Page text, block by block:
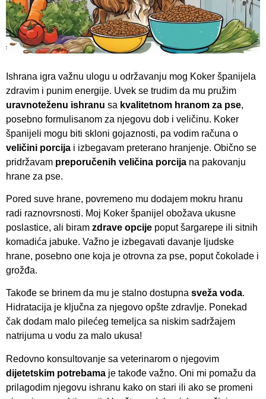
Ishrana igra važnu ulogu u održavanju mog Koker španijela
zdravim i punim energije. Uvek se trudim da mu pružim
uravnoteženu ishranu sa kvalitetnom hranom za pse,
posebno formulisanom za njegovu dob i veličinu. Koker
španijeli mogu biti skloni gojaznosti, pa vodim računa o
veličini porcija i izbegavam preterano hranjenje. Obično se
pridržavam preporučenih veličina porcija na pakovanju
hrane za pse.
Pored suve hrane, povremeno mu dodajem mokru hranu
radi raznovrsnosti. Moj Koker španijel obožava ukusne
poslastice, ali biram zdrave opcije poput šargarepe ili sitnih
komadića jabuke. Važno je izbegavati davanje ljudske
hrane, posebno one koja je otrovna za pse, poput čokolade i
grožđa.
Takođe se brinem da mu je stalno dostupna sveža voda.
Hidratacija je ključna za njegovo opšte zdravlje. Ponekad
čak dodam malo pilećeg temeljca sa niskim sadržajem
natrijuma u vodu za malo ukusa!
Redovno konsultovanje sa veterinarom o njegovim
dijetetskim potrebama je takođe važno. Oni mi pomažu da
prilagodim njegovu ishranu kako on stari ili ako se promeni